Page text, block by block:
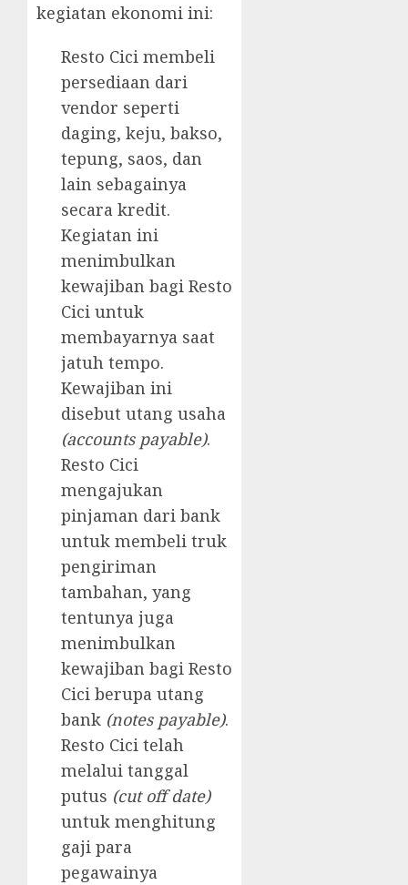
kegiatan ekonomi ini:
Resto Cici membeli
persediaan dari
vendor seperti
daging, keju, bakso,
tepung, saos, dan
lain sebagainya
secara kredit.
Kegiatan ini
menimbulkan
kewajiban bagi Resto
Cici untuk
membayarnya saat
jatuh tempo.
Kewajiban ini
disebut utang usaha
(accounts payable).
Resto Cici
mengajukan
pinjaman dari bank
untuk membeli truk
pengiriman
tambahan, yang
tentunya juga
menimbulkan
kewajiban bagi Resto
Cici berupa utang
bank (notes payable).
Resto Cici telah
melalui tanggal
putus (cut off date)
untuk menghitung
gaji para
pegawainya